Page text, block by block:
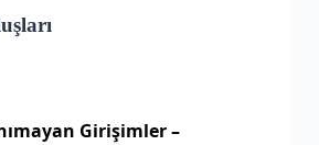
Girişimler –